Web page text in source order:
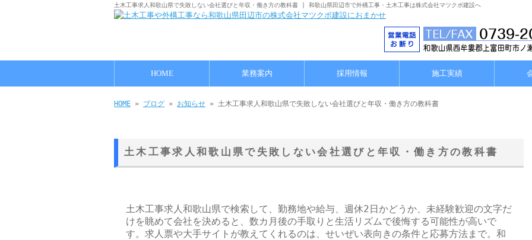
土木工事求人和歌山県で失敗しない会社選びと年収・働き方の教科書 | 和歌山県田辺市で外構工事・土木工事は株式会社マツクボ建設へ
HOME 業務案内 採用情報 施工実績
HOME » ブログ » お知らせ » 土木工事求人和歌山県で失敗しない会社選びと年収・働き方の教科書
土木工事求人和歌山県で失敗しない会社選びと年収・働き方の教科書
土木工事求人和歌山県で検索して、勤務地や給与、週休2日かどうか、未経験歓迎の文字だ
けを眺めて会社を決めると、数カ月後の手取りと生活リズムで後悔する可能性が高いで
す。求人票や大手サイトが教えてくれるのは、せいぜい表向きの条件と応募方法まで。和